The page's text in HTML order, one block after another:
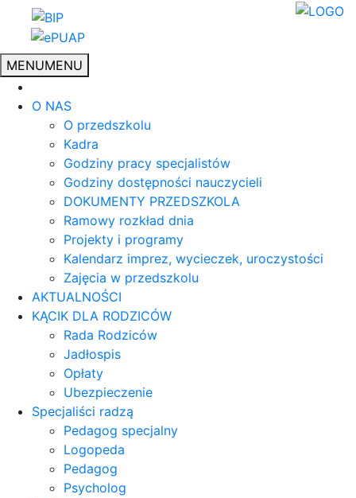
MENUMENU
O NAS
O przedszkolu
Kadra
Godziny pracy specjalistów
Godziny dostępności nauczycieli
DOKUMENTY PRZEDSZKOLA
Ramowy rozkład dnia
Projekty i programy
Kalendarz imprez, wycieczek, uroczystości
Zajęcia w przedszkolu
AKTUALNOŚCI
KĄCIK DLA RODZICÓW
Rada Rodziców
Jadłospis
Opłaty
Ubezpieczenie
Specjaliści radzą
Pedagog specjalny
Logopeda
Pedagog
Psycholog